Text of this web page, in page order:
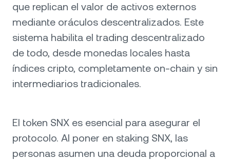
que replican el valor de activos externos
mediante oráculos descentralizados. Este
sistema habilita el trading descentralizado
de todo, desde monedas locales hasta
índices cripto, completamente on-chain y sin
intermediarios tradicionales.
El token SNX es esencial para asegurar el
protocolo. Al poner en staking SNX, las
personas asumen una deuda proporcional a